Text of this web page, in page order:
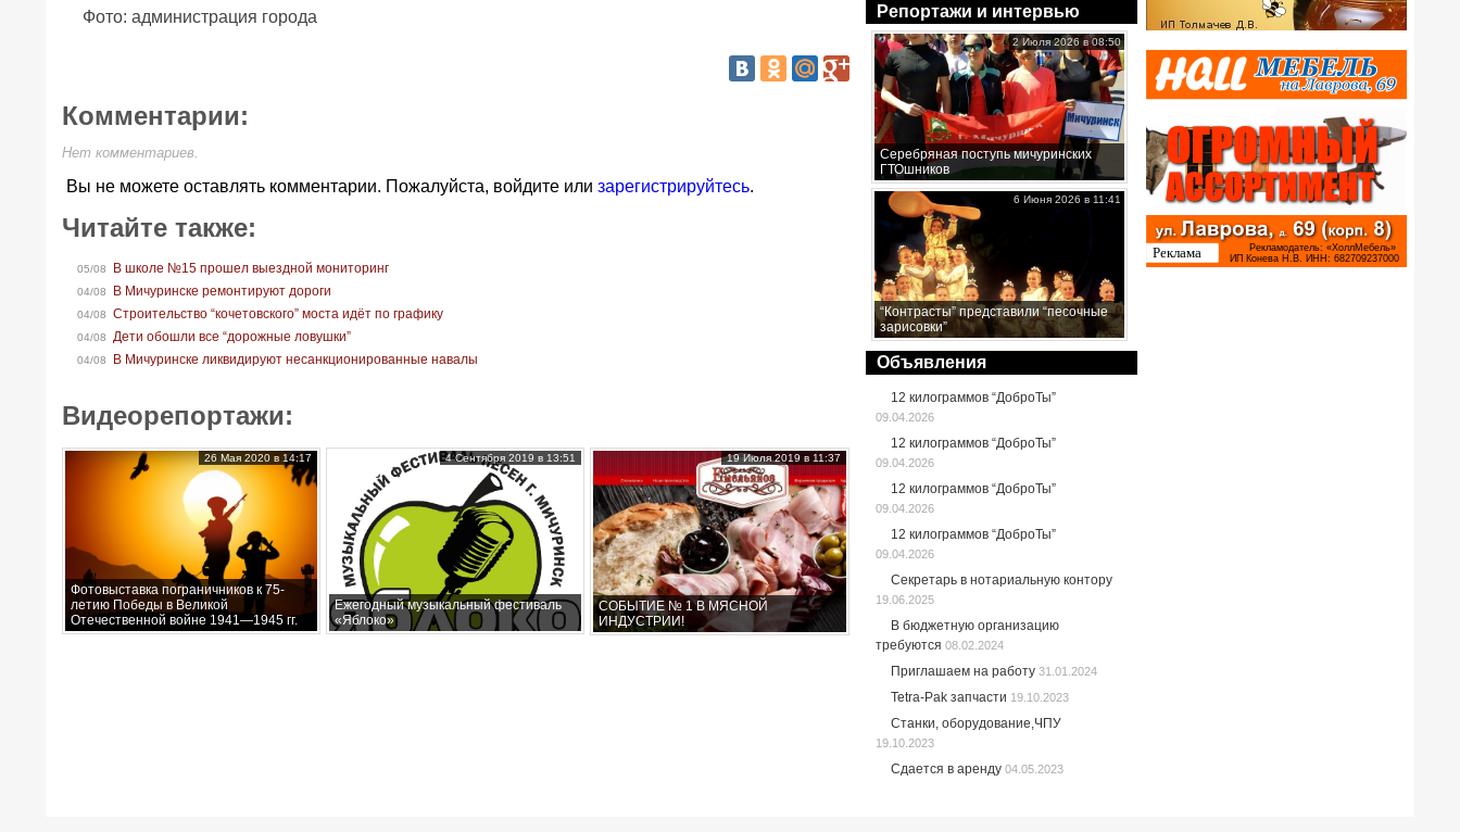
Фото: администрация города
Комментарии:
Нет комментариев.
Вы не можете оставлять комментарии. Пожалуйста, войдите или зарегистрируйтесь.
Читайте также:
05/08 В школе №15 прошел выездной мониторинг
04/08 В Мичуринске ремонтируют дороги
04/08 Строительство “кочетовского” моста идёт по графику
04/08 Дети обошли все “дорожные ловушки”
04/08 В Мичуринске ликвидируют несанкционированные навалы
Видеорепортажи:
Фотовыставка пограничников к 75-
летию Победы в Великой
Отечественной войне 1941—1945 гг.
26 Мая 2020 в 14:17
Ежегодный музыкальный фестиваль
«Яблоко»
4 Сентября 2019 в 13:51
СОБЫТИЕ № 1 В МЯСНОЙ
ИНДУСТРИИ!
19 Июля 2019 в 11:37
Репортажи и интервью
Серебряная поступь мичуринских
ГТОшников
2 Июля 2026 в 08:50
“Контрасты” представили “песочные
зарисовки”
6 Июня 2026 в 11:41
Объявления
12 килограммов “ДоброТы”
09.04.2026
12 килограммов “ДоброТы”
09.04.2026
12 килограммов “ДоброТы”
09.04.2026
12 килограммов “ДоброТы”
09.04.2026
Секретарь в нотариальную контору
19.06.2025
В бюджетную организацию
требуются 08.02.2024
Приглашаем на работу 31.01.2024
Tetra-Pak запчасти 19.10.2023
Станки, оборудование,ЧПУ
19.10.2023
Сдается в аренду 04.05.2023